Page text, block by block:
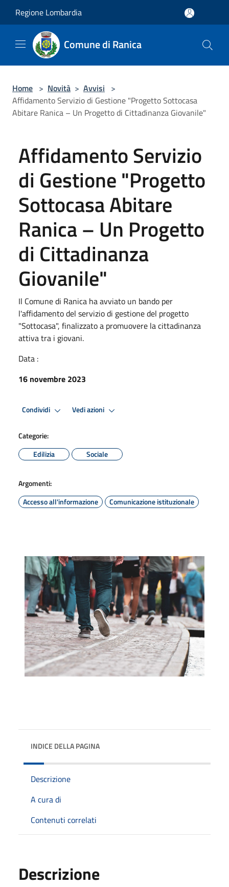
Regione Lombardia
Comune di Ranica
Home > Novità > Avvisi >
Affidamento Servizio di Gestione "Progetto Sottocasa
Abitare Ranica – Un Progetto di Cittadinanza Giovanile"
Affidamento Servizio
di Gestione "Progetto
Sottocasa Abitare
Ranica – Un Progetto
di Cittadinanza
Giovanile"
Il Comune di Ranica ha avviato un bando per
l'affidamento del servizio di gestione del progetto
"Sottocasa", finalizzato a promuovere la cittadinanza
attiva tra i giovani.
Data :
16 novembre 2023
Condividi Vedi azioni
Categorie:
Edilizia
Sociale
Argomenti:
Accesso all'informazione
Comunicazione istituzionale
INDICE DELLA PAGINA
Descrizione
A cura di
Contenuti correlati
Descrizione